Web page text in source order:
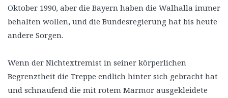
Oktober 1990, aber die Bayern haben die Walhalla immer
behalten wollen, und die Bundesregierung hat bis heute
andere Sorgen.
Wenn der Nichtextremist in seiner körperlichen
Begrenztheit die Treppe endlich hinter sich gebracht hat
und schnaufend die mit rotem Marmor ausgekleidete